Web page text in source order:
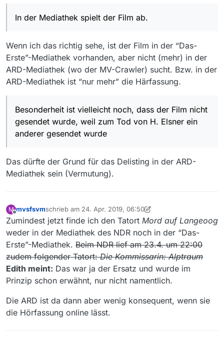
In der Mediathek spielt der Film ab.
Wenn ich das richtig sehe, ist der Film in der “Das-
Erste”-Mediathek vorhanden, aber nicht (mehr) in der
ARD-Mediathek (wo der MV-Crawler) sucht. Bzw. in der
ARD-Mediathek ist “nur mehr” die Härfassung.
Besonderheit ist vielleicht noch, dass der Film nicht
gesendet wurde, weil zum Tod von H. Elsner ein
anderer gesendet wurde
Das dürfte der Grund für das Delisting in der ARD-
Mediathek sein (Vermutung).
M
Offline
mvsfsvmschrieb am 24. Apr. 2019, 06:50
zuletzt editiert von mvsfsvm
Zumindest jetzt finde ich den Tatort Mord auf Langeoog
weder in der Mediathek des NDR noch in der “Das-
Erste”-Mediathek. Beim NDR lief am 23.4. um 22:00
zudem folgender Tatort:Die Kommissarin: Alptraum
Edith meint: Das war ja der Ersatz und wurde im
Prinzip schon erwähnt, nur nicht namentlich.
Die ARD ist da dann aber wenig konsequent, wenn sie
die Hörfassung online lässt.